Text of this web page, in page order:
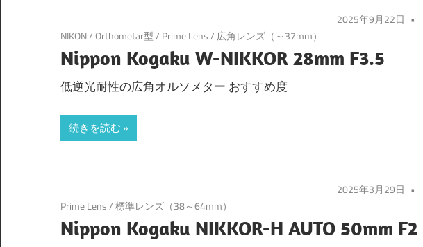
2025年9月22日
NIKON/Orthometar型/ Prime Lens/ 広角レンズ（～37mm）
Nippon Kogaku W-NIKKOR 28mm F3.5
低逆光耐性の広角オルソメター おすすめ度
続きを読む
2025年3月29日
Prime Lens/標準レンズ（38～64mm）
Nippon Kogaku NIKKOR-H AUTO 50mm F2